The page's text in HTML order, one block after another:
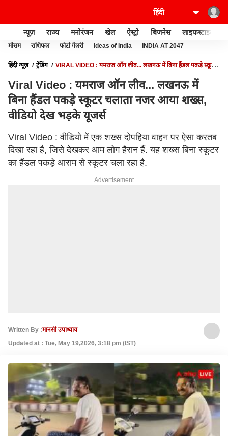
न्यूज़ राज्य मनोरंजन खेल ऐस्ट्रो बिजनेस लाइफस्टाइल
मौसम राशिफल फोटो गैलरी Ideas of India INDIA AT 2047
हिंदी न्यूज़ ट्रेंडिंग
VIRAL VIDEO : यमराज ऑन लीव... लखनऊ में बिना हैंडल पकड़े स्कूटर
Viral Video : यमराज ऑन लीव... लखनऊ में
बिना हैंडल पकड़े स्कूटर चलाता नजर आया शख्स,
वीडियो देख भड़के यूजर्स
Viral Video : वीडियो में एक शख्स दोपहिया वाहन पर ऐसा करतब
दिखा रहा है, जिसे देखकर आम लोग हैरान हैं. यह शख्स बिना स्कूटर
का हैंडल पकड़े आराम से स्कूटर चला रहा है.
Advertisement
Written By :मानसी उपाध्याय
Updated at : Tue, May 19,2026, 3:18 pm (IST)